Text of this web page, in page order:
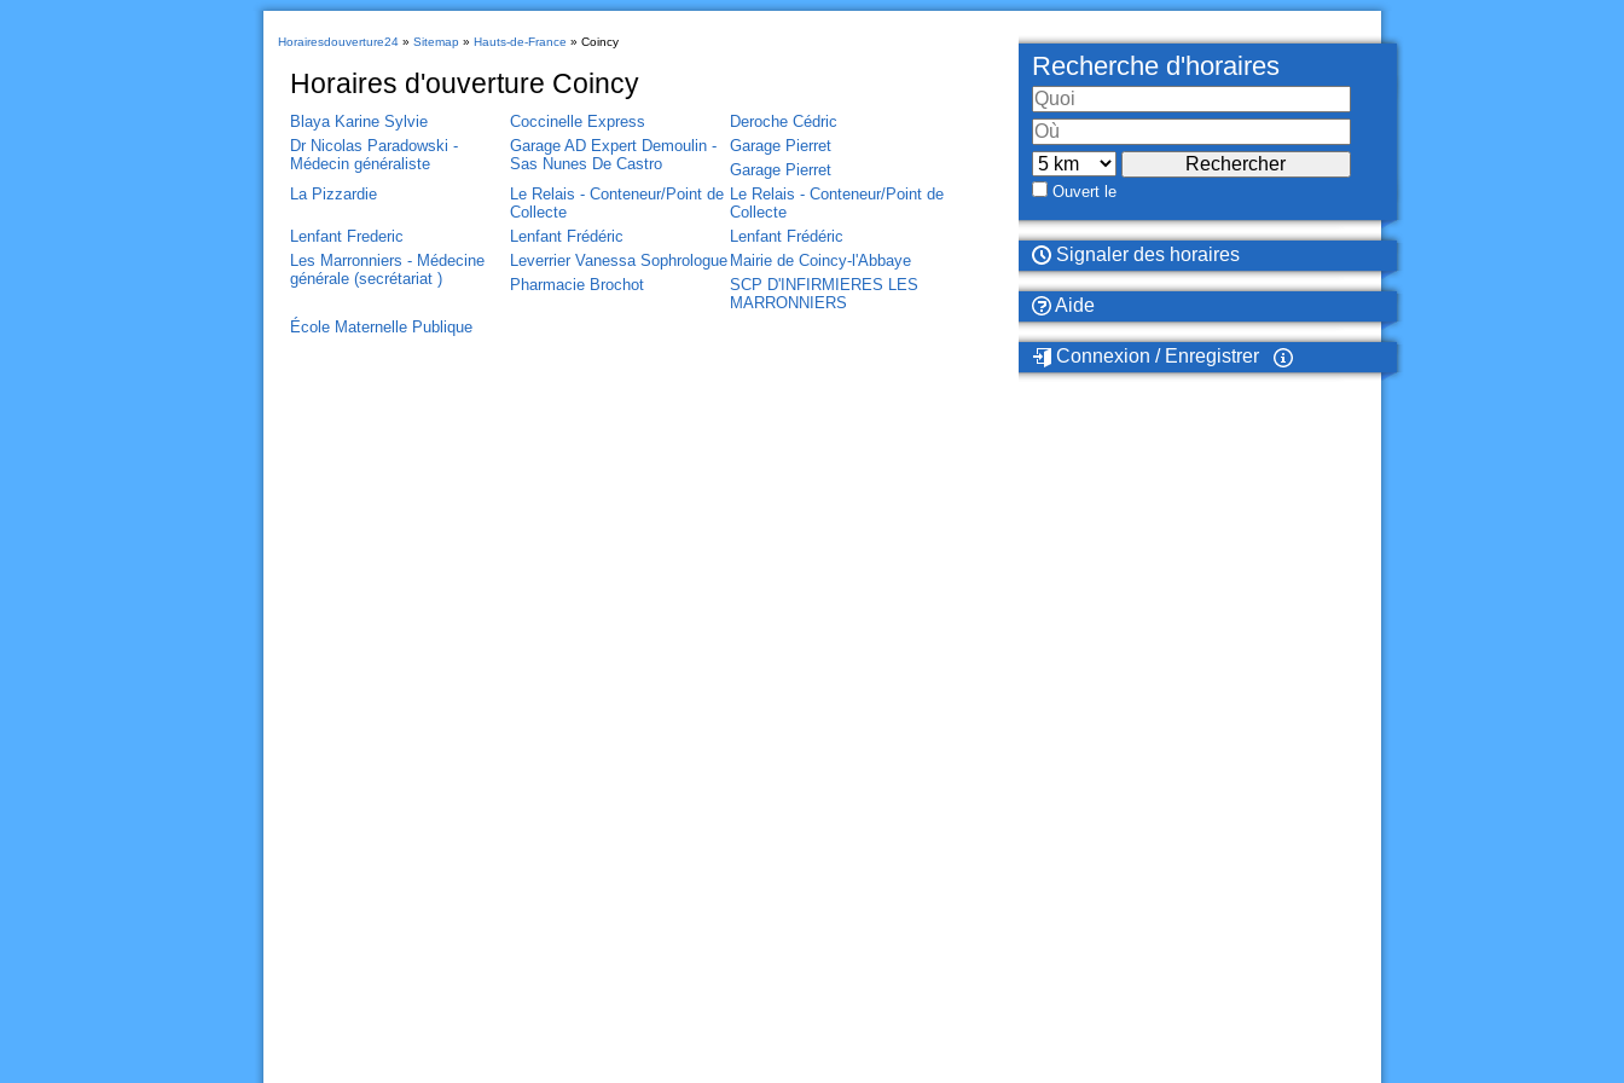
Horairesdouverture24» Sitemap» Hauts-de-France » Coincy
Horaires d'ouverture Coincy
Blaya Karine Sylvie Coccinelle Express
Deroche Cédric
Dr Nicolas Paradowski -
Médecin généraliste
Garage AD Expert Demoulin -
Sas Nunes De Castro
Garage Pierret
Garage Pierret
La Pizzardie
Le Relais - Conteneur/Point de
Collecte
Le Relais - Conteneur/Point de
Collecte
Lenfant Frederic
Lenfant Frédéric
Lenfant Frédéric
Les Marronniers - Médecine
générale (secrétariat )
Leverrier Vanessa Sophrologue Mairie de Coincy-l'Abbaye
Pharmacie Brochot
SCP D'INFIRMIERES LES
MARRONNIERS
École Maternelle Publique
Recherche d'horaires
Ouvert le
Signaler des horaires
Aide
Connexion / Enregistrer